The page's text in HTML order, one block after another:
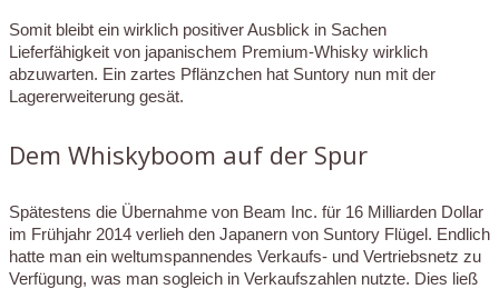
Somit bleibt ein wirklich positiver Ausblick in Sachen
Lieferfähigkeit von japanischem Premium-Whisky wirklich
abzuwarten. Ein zartes Pflänzchen hat Suntory nun mit der
Lagererweiterung gesät.
Dem Whiskyboom auf der Spur
Spätestens die Übernahme von Beam Inc. für 16 Milliarden Dollar
im Frühjahr 2014 verlieh den Japanern von Suntory Flügel. Endlich
hatte man ein weltumspannendes Verkaufs- und Vertriebsnetz zu
Verfügung, was man sogleich in Verkaufszahlen nutzte. Dies ließ